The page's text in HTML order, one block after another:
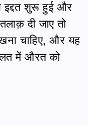
इद्दत शुरू हुई और
दी जाए तो
चाहिए, और यह
में औरत को